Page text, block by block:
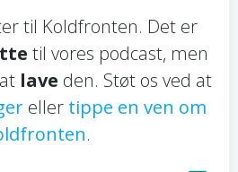
til Koldfronten. Det er
til vores podcast, men
lave den. Støt os ved at
eller tippe en ven om
.